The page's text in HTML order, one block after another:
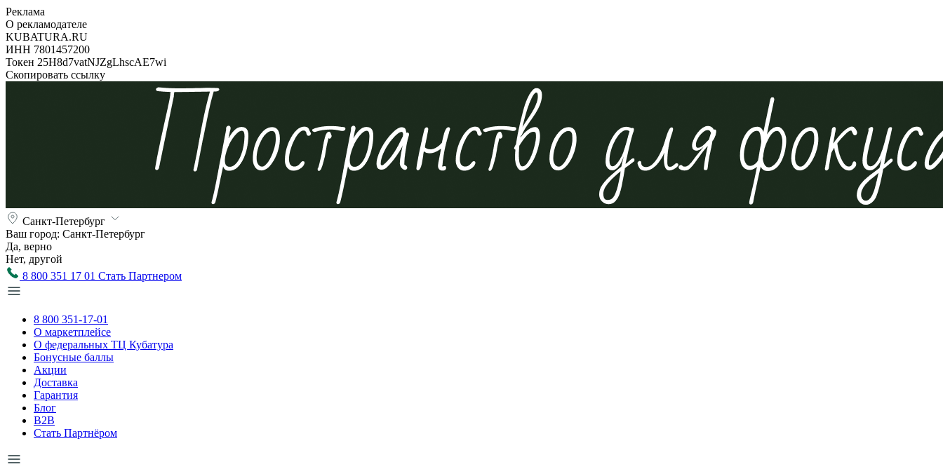
Реклама
О рекламодателе
KUBATURA.RU
ИНН 7801457200
Токен 25H8d7vatNJZgLhscAE7wi
Скопировать ссылку
Санкт-Петербург
Ваш город: Санкт-Петербург
Да, верно
Нет, другой
8 800 351 17 01 Стать Партнером
8 800 351-17-01
О маркетплейсе
О федеральных ТЦ Кубатура
Бонусные баллы
Акции
Доставка
Гарантия
Блог
B2B
Стать Партнёром